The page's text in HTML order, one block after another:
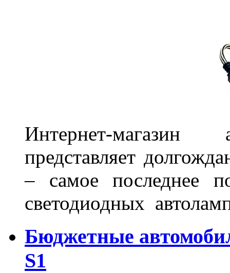
Интернет-магазин
представляет
– самое последнее
светодиодных
Бюджетные
S1